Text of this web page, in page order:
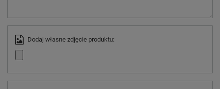
Dodaj własne zdjęcie produktu: